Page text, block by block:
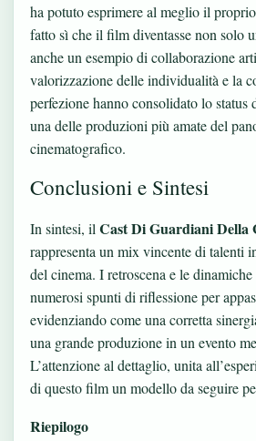
ha potuto esprimere al meglio il
fatto sì che il film diventasse non solo
anche un esempio di collaborazione
valorizzazione delle individualità e la
perfezione hanno consolidato lo status
una delle produzioni più amate del
cinematografico.
Conclusioni e Sintesi
In sintesi, il Cast Di Guardiani Della
rappresenta un mix vincente di talenti
del cinema. I retroscena e le
numerosi spunti di riflessione per
evidenziando come una corretta
una grande produzione in un evento
L’attenzione al dettaglio, unita
di questo film un modello da seguire
Riepilogo